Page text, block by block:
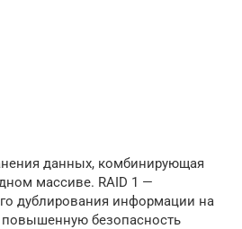
данных, комбинирующая
массиве. RAID 1 —
дублирования информации на
повышенную безопасность